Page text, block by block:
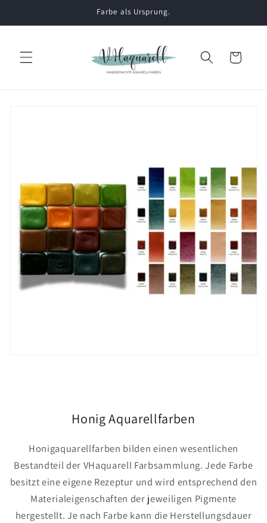
Inhalt
Farbe als Ursprung.
Warenkorb
Honig Aquarellfarben
Honigaquarellfarben bilden einen wesentlichen
Bestandteil der VHaquarell Farbsammlung. Jede Farbe
besitzt eine eigene Rezeptur und wird entsprechend den
Materialeigenschaften der jeweiligen Pigmente
hergestellt. Je nach Farbe kann die Herstellungsdauer